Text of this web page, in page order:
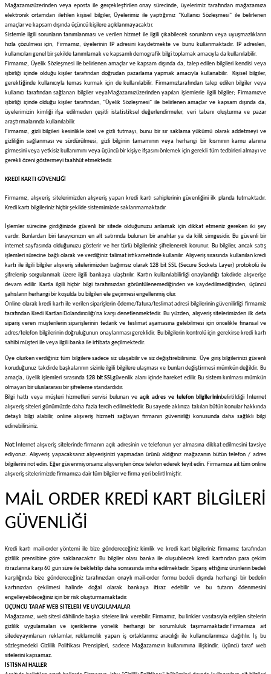
Mağazamızüzerinden veya eposta ile gerçekleştirilen onay sürecinde, üyelerimiz tarafından mağazamıza
elektronik ortamdan iletilen kişisel bilgiler, Üyelerimiz ile yaptığımız "Kullanıcı Sözleşmesi" ile belirlenen
amaçlar ve kapsam dışında üçüncü kişilere açıklanmayacaktır.
Sistemle ilgili sorunların tanımlanması ve verilen hizmet ile ilgili çıkabilecek sorunların veya uyuşmazlıkların
hızla çözülmesi için,
Firmamız, üyelerinin IP adresini kaydetmekte ve bunu kullanmaktadır. IP adresleri,
kullanıcıları genel bir şekilde tanımlamak ve kapsamlı demografik bilgi toplamak amacıyla da kullanılabilir.
Firmamız, Üyelik Sözleşmesi ile belirlenen amaçlar ve kapsam dışında da, talep edilen bilgileri kendisi veya
işbirliği içinde olduğu kişiler tarafından doğrudan pazarlama yapmak amacıyla kullanabilir. Kişisel bilgiler,
gerektiğinde kullanıcıyla temas kurmak için de kullanılabilir. Firmamıztarafından talep edilen bilgiler veya
kullanıcı tarafından sağlanan bilgiler veyaMağazamızüzerinden yapılan işlemlerle ilgili bilgiler; Firmamızve
işbirliği içinde olduğu kişiler tarafından, "Üyelik Sözleşmesi" ile belirlenen amaçlar ve kapsam dışında da,
üyelerimizin kimliği ifşa edilmeden çeşitli istatistiksel değerlendirmeler, veri tabanı oluşturma ve pazar
araştırmalarında kullanılabilir.
Firmamız, gizli bilgileri kesinlikle özel ve gizli tutmayı, bunu bir sır saklama yükümü olarak addetmeyi ve
gizliliğin sağlanması ve sürdürülmesi, gizli bilginin tamamının veya herhangi bir kısmının kamu alanına
girmesini veya yetkisiz kullanımını veya üçüncü bir kişiye ifşasını önlemek için gerekli tüm tedbirleri almayı ve
gerekli özeni göstermeyi taahhüt etmektedir.
KREDİ KARTI GÜVENLİĞİ
Firmamız, alışveriş sitelerimizden alışveriş yapan kredi kartı sahiplerinin güvenliğini ilk planda tutmaktadır.
Kredi kartı bilgileriniz hiçbir şekilde sistemimizde saklanmamaktadır.
İşlemler sürecine girdiğinizde güvenli bir sitede olduğunuzu anlamak için dikkat etmeniz gereken iki şey
vardır. Bunlardan biri tarayıcınızın en alt satırında bulunan bir anahtar ya da kilit simgesidir. Bu güvenli bir
internet sayfasında olduğunuzu gösterir ve her türlü bilgileriniz şifrelenerek korunur. Bu bilgiler, ancak satış
işlemleri sürecine bağlı olarak ve verdiğiniz talimat istikametinde kullanılır. Alışveriş sırasında kullanılan kredi
kartı ile ilgili bilgiler alışveriş sitelerimizden bağımsız olarak 128 bit SSL (Secure Sockets Layer) protokolü ile
şifrelenip sorgulanmak üzere ilgili bankaya ulaştırılır. Kartın kullanılabilirliği onaylandığı takdirde alışverişe
devam edilir. Kartla ilgili hiçbir bilgi tarafımızdan görüntülenemediğinden ve kaydedilmediğinden, üçüncü
şahısların herhangi bir koşulda bu bilgileri ele geçirmesi engellenmiş olur.
Online olarak kredi kartı ile verilen siparişlerin ödeme/fatura/teslimat adresi bilgilerinin güvenilirliği firmamiz
tarafından Kredi Kartları Dolandırıcılığı'na karşı denetlenmektedir. Bu yüzden, alışveriş sitelerimizden ilk defa
sipariş veren müşterilerin siparişlerinin tedarik ve teslimat aşamasına gelebilmesi için öncelikle finansal ve
adres/telefon bilgilerinin doğruluğunun onaylanması gereklidir. Bu bilgilerin kontrolü için gerekirse kredi kartı
sahibi müşteri ile veya ilgili banka ile irtibata geçilmektedir.
Üye olurken verdiğiniz tüm bilgilere sadece siz ulaşabilir ve siz değiştirebilirsiniz. Üye giriş bilgilerinizi güvenli
koruduğunuz takdirde başkalarının sizinle ilgili bilgilere ulaşması ve bunları değiştirmesi mümkün değildir. Bu
amaçla, üyelik işlemleri sırasında 128 bit SSLgüvenlik alanı içinde hareket edilir. Bu sistem kırılması mümkün
olmayan bir uluslararası bir şifreleme standardıdır.
Bilgi hattı veya müşteri hizmetleri servisi bulunan ve açık adres ve telefon bilgilerininbelirtildiği İnternet
alışveriş siteleri günümüzde daha fazla tercih edilmektedir. Bu sayede aklınıza takılan bütün konular hakkında
detaylı bilgi alabilir, online alışveriş hizmeti sağlayan firmanın güvenirliği konusunda daha sağlıklı bilgi
edinebilirsiniz.
Not: İnternet alışveriş sitelerinde firmanın açık adresinin ve telefonun yer almasına dikkat edilmesini tavsiye
ediyoruz. Alışveriş yapacaksanız alışverişinizi yapmadan ürünü aldığınız mağazanın bütün telefon / adres
bilgilerini not edin. Eğer güvenmiyorsanız alışverişten önce telefon ederek teyit edin. Firmamıza ait tüm online
alışveriş sitelerimizde firmamıza dair tüm bilgiler ve firma yeri belirtilmiştir.
MAİL ORDER KREDİ KART BİLGİLERİ
GÜVENLİĞİ
Kredi kartı mail-order yöntemi ile bize göndereceğiniz kimlik ve kredi kart bilgileriniz firmamız tarafından
gizlilik prensibine göre saklanacaktır. Bu bilgiler olası banka ile oluşubilecek kredi kartından para çekim
itirazlarına karşı 60 gün süre ile bekletilip daha sonrasında imha edilmektedir. Sipariş ettiğiniz ürünlerin bedeli
karşılığında bize göndereceğiniz tarafınızdan onaylı mail-order formu bedeli dışında herhangi bir bedelin
kartınızdan çekilmesi halinde doğal olarak bankaya itiraz edebilir ve bu tutarın ödenmesini
engelleyebileceğiniz için bir risk oluşturmamaktadır.
ÜÇÜNCÜ TARAF WEB SİTELERİ VE UYGULAMALAR
Mağazamız, web sitesi dâhilinde başka sitelere link verebilir. Firmamız, bu linkler vasıtasıyla erişilen sitelerin
gizlilik uygulamaları ve içeriklerine yönelik herhangi bir sorumluluk taşımamaktadır.Firmamıza ait
sitedeyayınlanan reklamlar, reklamcılık yapan iş ortaklarımız aracılığı ile kullanıcılarımıza dağıtılır. İş bu
sözleşmedeki Gizlilik Politikası Prensipleri, sadece Mağazamızın kullanımına ilişkindir, üçüncü taraf web
sitelerini kapsamaz.
İSTİSNAİ HALLER